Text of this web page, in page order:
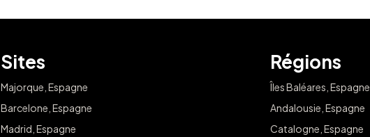
Sites
Majorque, Espagne
Barcelone, Espagne
Madrid, Espagne
Régions
Îles Baléares, Espagne
Andalousie, Espagne
Catalogne, Espagne